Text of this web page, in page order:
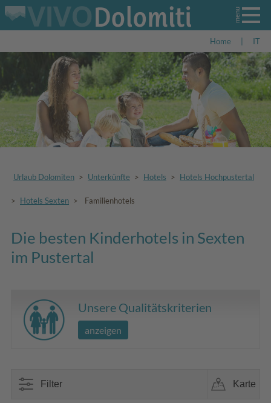
Home IT
Urlaub Dolomiten > Unterkünfte > Hotels > Hotels Hochpustertal
> Hotels Sexten > Familienhotels
Die besten Kinderhotels in Sexten
im Pustertal
Unsere Qualitätskriterien
anzeigen
Filter Karte